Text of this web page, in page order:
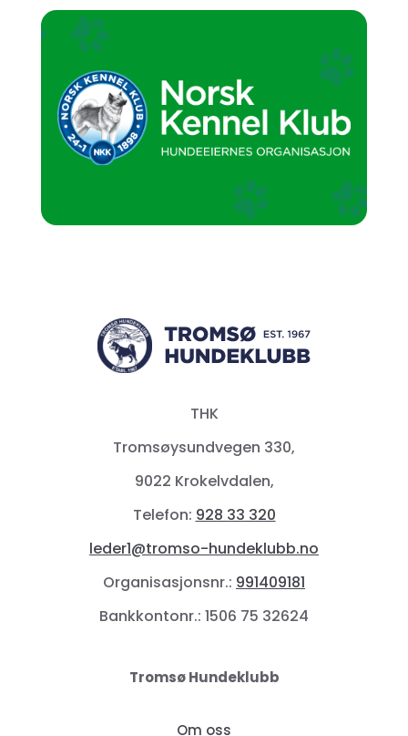
THK
Tromsøysundvegen 330,
9022 Krokelvdalen,
Telefon: 928 33 320
leder1@tromso-hundeklubb.no
Organisasjonsnr.: 991409181
Bankkontonr.: 1506 75 32624
Tromsø Hundeklubb
Om oss